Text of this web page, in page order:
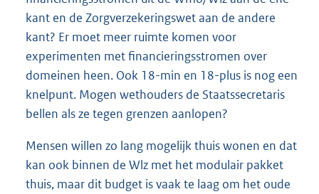
kant en de Zorgverzekeringswet aan de andere
kant? Er moet meer ruimte komen voor
experimenten met financieringsstromen over
domeinen heen. Ook 18-min en 18-plus is nog een
knelpunt. Mogen wethouders de Staatssecretaris
bellen als ze tegen grenzen aanlopen?
Mensen willen zo lang mogelijk thuis wonen en dat
kan ook binnen de Wlz met het modulair pakket
thuis, maar dit budget is vaak te laag om het oude